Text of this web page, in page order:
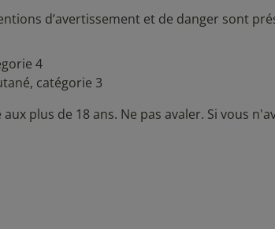
d’avertissement et de danger sont
4
catégorie 3
plus de 18 ans. Ne pas avaler. Si vous